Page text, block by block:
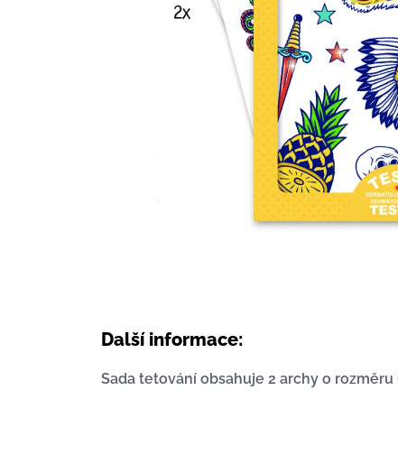
Další informace:
Sada tetování obsahuje 2 archy o